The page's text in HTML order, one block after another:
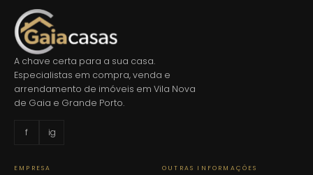
A chave certa para a sua casa.
Especialistas em compra, venda e
arrendamento de imóveis em Vila Nova
de Gaia e Grande Porto.
f ig
EMPRESA OUTRAS INFORMAÇÕES